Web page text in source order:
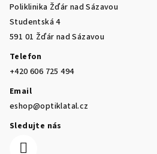
Poliklinika Žďár nad Sázavou
Studentská 4
591 01 Žďár nad Sázavou
Telefon
+420 606 725 494
Email
eshop@optiklatal.cz
Sledujte nás